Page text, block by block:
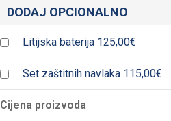
DODAJ OPCIONALNO
Litijska baterija 125,00€
Set zaštitnih navlaka 115,00€
Cijena proizvoda